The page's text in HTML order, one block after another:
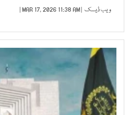
ویب ڈیسک | MAR 17, 2026 11:38 AM |